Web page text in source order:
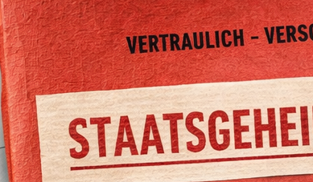
Monate später ein Schreiben, das selbst
sei nicht nur neu und prinzipiell
eingestuft. Die Begründung war von
die Technologie „die
beeinträchtigen“ und „unter Umständen
gefährden“.
Was zunächst wie eine